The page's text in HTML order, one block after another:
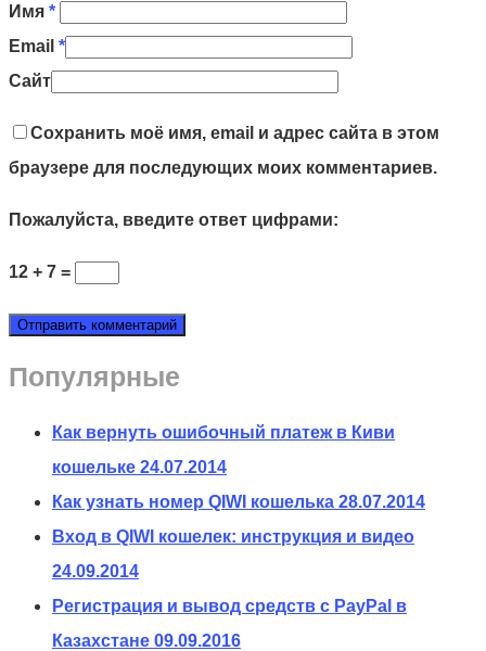
Имя *
Email *
Сайт
Сохранить моё имя, email и адрес сайта в этом
браузере для последующих моих комментариев.
Пожалуйста, введите ответ цифрами:
12 + 7 =
Популярные
Как вернуть ошибочный платеж в Киви
кошельке 24.07.2014
Как узнать номер QIWI кошелька 28.07.2014
Вход в QIWI кошелек: инструкция и видео
24.09.2014
Регистрация и вывод средств с PayPal в
Казахстане 09.09.2016